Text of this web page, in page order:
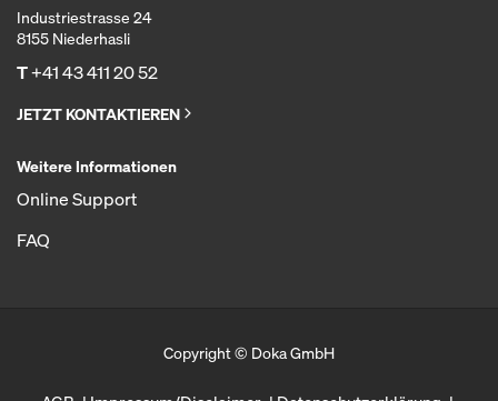
Industriestrasse 24
8155 Niederhasli
T+41 43 411 20 52
JETZT KONTAKTIEREN
Weitere Informationen
Online Support
FAQ
Copyright © Doka GmbH